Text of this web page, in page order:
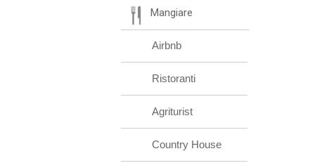
Mangiare
Airbnb
Ristoranti
Agriturist
Country House